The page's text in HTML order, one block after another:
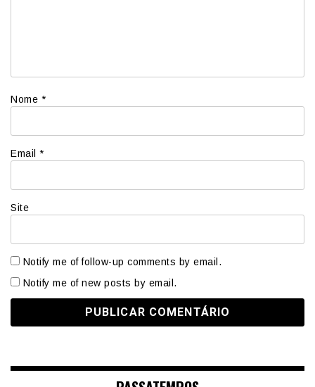
Nome *
Email *
Site
Notify me of follow-up comments by email.
Notify me of new posts by email.